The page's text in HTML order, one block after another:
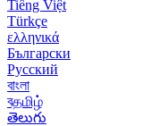
Tiếng Việt
Türkçe
ελληνικά
Български
Русский
বাংলা
বதமிழ்
తెలుగు